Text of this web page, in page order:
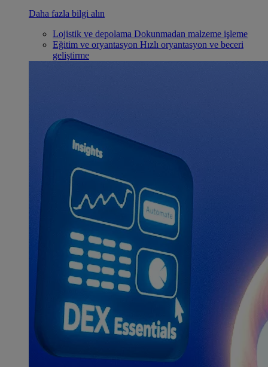
Daha fazla bilgi alın
Lojistik ve depolama Dokunmadan malzeme işleme
Eğitim ve oryantasyon Hızlı oryantasyon ve beceri
geliştirme